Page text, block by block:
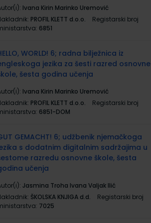
Ivana Kirin Marinko Uremović
PROFIL KLETT d.o.o.
Registarski broj
6851
WORLD! 6; radna bilježnica iz
jezika za šesti razred osnovne
šesta godina učenja
Ivana Kirin Marinko Uremović
PROFIL KLETT d.o.o.
Registarski broj
6851-DOM
GEMACHT! 6; udžbenik njemačkoga
s dodatnim digitalnim sadržajima u
razredu osnovne škole, šesta
učenja
Jasmina Troha Ivana Valjak Ilić
ŠKOLSKA KNJIGA d.d.
Registarski broj
7025